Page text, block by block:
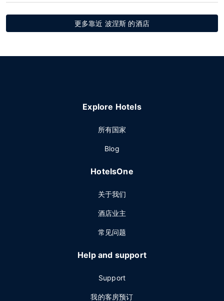
更多靠近 波涅斯 的酒店
Explore Hotels
所有国家
Blog
HotelsOne
关于我们
酒店业主
常见问题
Help and support
Support
我的客房预订